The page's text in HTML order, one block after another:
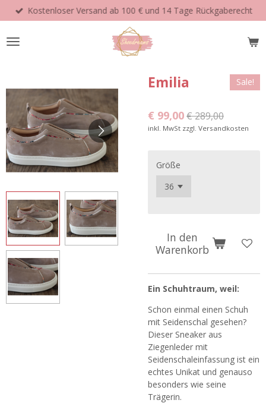
Zum
Hauptinhalt
springen
Kostenloser Versand ab 100 € und 14 Tage Rückgaberecht
Emilia Sale!
€ 99,00€ 289,00
inkl. MwSt zzgl. Versandkosten
Größe
In den
Warenkorb
Ein Schuhtraum, weil:
Schon einmal einen Schuh
mit Seidenschal gesehen?
Dieser Sneaker aus
Ziegenleder mit
Seidenschaleinfassung ist ein
echtes Unikat und genauso
besonders wie seine
Trägerin.